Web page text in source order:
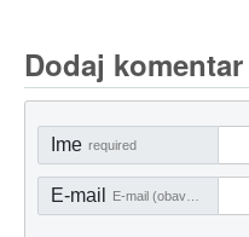
Dodaj komentar
Ime required
E-mail